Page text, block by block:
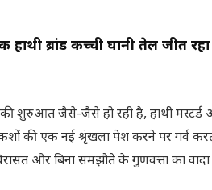
ब्रांड कच्ची घानी तेल जीत
की शुरुआत जैसे-जैसे हो रही है, हाथी
की एक नई श्रृंखला पेश करने पर गर्व
और बिना समझौते के गुणवत्ता का